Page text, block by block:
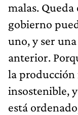
malas.
gobierno
uno, y ser
anterior.
la producción
insostenible,
está